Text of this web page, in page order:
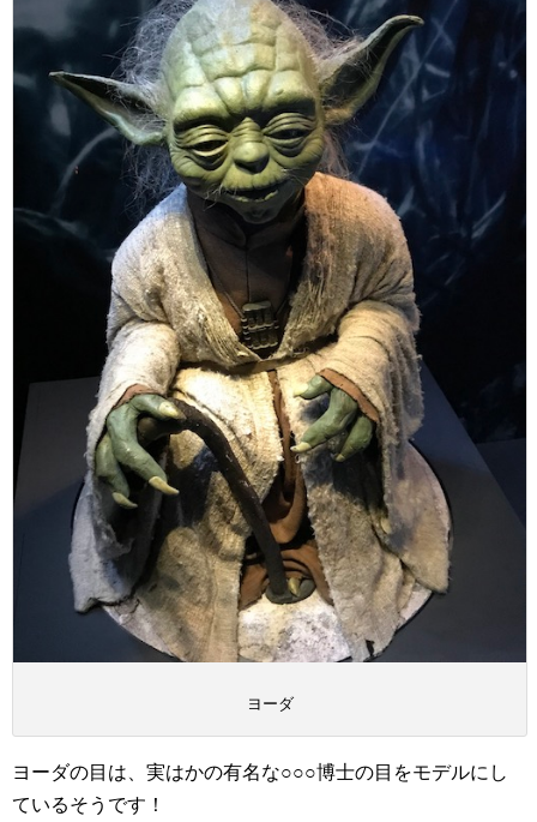
ヨーダ
ヨーダの目は、実はかの有名な○○○博士の目をモデルにし
ているそうです！